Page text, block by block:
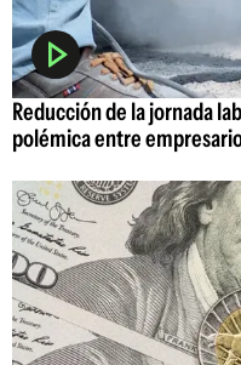
Reducción de la jornada
polémica entre